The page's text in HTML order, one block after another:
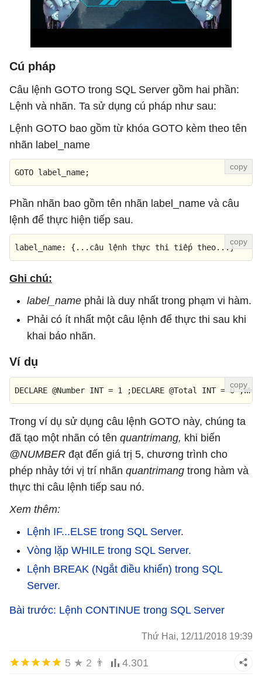
Cú pháp
Câu lệnh GOTO trong SQL Server gồm hai phần:
Lệnh và nhãn. Ta sử dụng cú pháp như sau:
Lệnh GOTO bao gồm từ khóa GOTO kèm theo tên
nhãn label_name
GOTO label_name;
Phần nhãn bao gồm tên nhãn label_name và câu
lệnh để thực hiện tiếp sau.
label_name: {.. .câu lệnh thực thi tiếp theo...}
Ghi chú:
label_name phải là duy nhất trong phạm vi hàm.
Phải có ít nhất một câu lệnh để thực thi sau khi
khai báo nhãn.
Ví dụ
DECLARE @Number INT = 1 ;DECLARE @Total INT = 0
Trong ví dụ sử dụng câu lệnh GOTO này, chúng ta
đã tạo một nhãn có tên quantrimang, khi biến
@NUMBER đạt đến giá trị 5, chương trình cho
phép nhảy tới vị trí nhãn quantrimang trong hàm và
thực thi câu lệnh tiếp sau nó.
Xem thêm:
Lệnh IF...ELSE trong SQL Server.
Vòng lặp WHILE trong SQL Server.
Lệnh BREAK (Ngắt điều khiển) trong SQL
Server.
Bài trước: Lệnh CONTINUE trong SQL Server
Thứ Hai, 12/11/2018 19:39
5 ★ 2 👨 4.301